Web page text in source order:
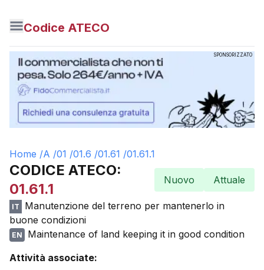
Codice ATECO
SPONSORIZZATO
Home /A /01 /01.6 /01.61 /01.61.1
CODICE ATECO:
01.61.1
Nuovo Attuale
IT
Manutenzione del terreno per mantenerlo in
buone condizioni
EN
Maintenance of land keeping it in good condition
Attività associate: